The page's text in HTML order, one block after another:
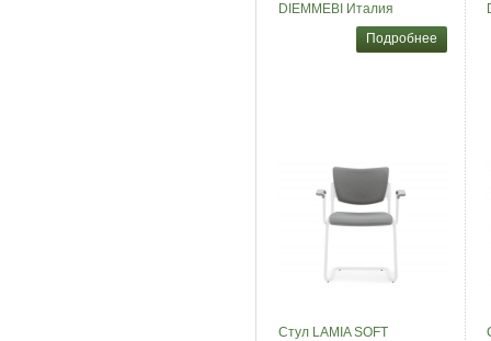
DIEMMEBI Италия
Подробнее
Стул LAMIA SOFT